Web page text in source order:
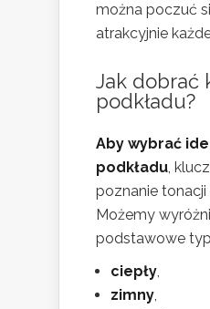
można poczuć
atrakcyjnie
Jak dobrać
podkładu?
Aby wybrać
podkładu,
poznanie tonacji
Możemy
podstawowe
ciepły,
zimny,